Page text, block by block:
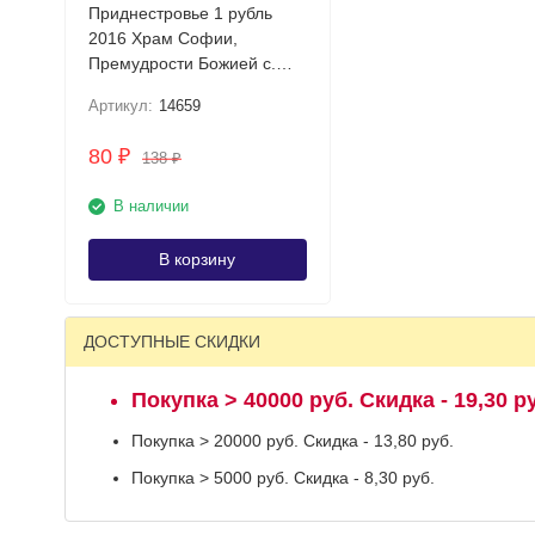
Приднестровье 1 рубль
2016 Храм Софии,
Премудрости Божией с.
Артикул: 14659
80 ₽ 138₽
В наличии
В корзину
ДОСТУПНЫЕ СКИДКИ
Покупка > 40000 руб. Скидка - 19,30
Покупка > 20000 руб. Скидка - 13,80 руб.
Покупка > 5000 руб. Скидка - 8,30 руб.